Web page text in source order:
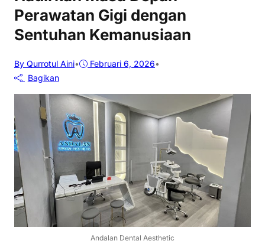
Perawatan Gigi dengan
Sentuhan Kemanusiaan
By Qurrotul Aini• Februari 6, 2026•
Bagikan
Andalan Dental Aesthetic